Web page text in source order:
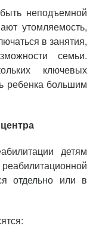
неподъемной
утомляемость,
в занятия,
семьи.
ключевых
ребенка большим
детям
отдельно или в